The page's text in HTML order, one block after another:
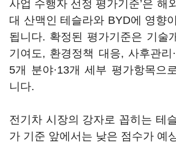
사업 수행자 선정 평가기준’은 해
대 산맥인 테슬라와 BYD에 영향
됩니다. 확정된 평가기준은 기술
기여도, 환경정책 대응, 사후관리
5개 분야·13개 세부 평가항목으
니다.
전기차 시장의 강자로 꼽히는 테
가 기준 앞에서는 낮은 점수가 예